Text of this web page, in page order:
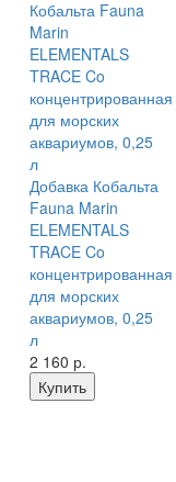
Добавка Кобальта
Fauna Marin
ELEMENTALS
TRACE Co
концентрированная
для морских
аквариумов, 0,25
л
2 160 р.
Купить